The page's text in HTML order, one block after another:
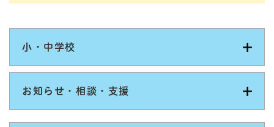
小・中学校
お知らせ・相談・支援